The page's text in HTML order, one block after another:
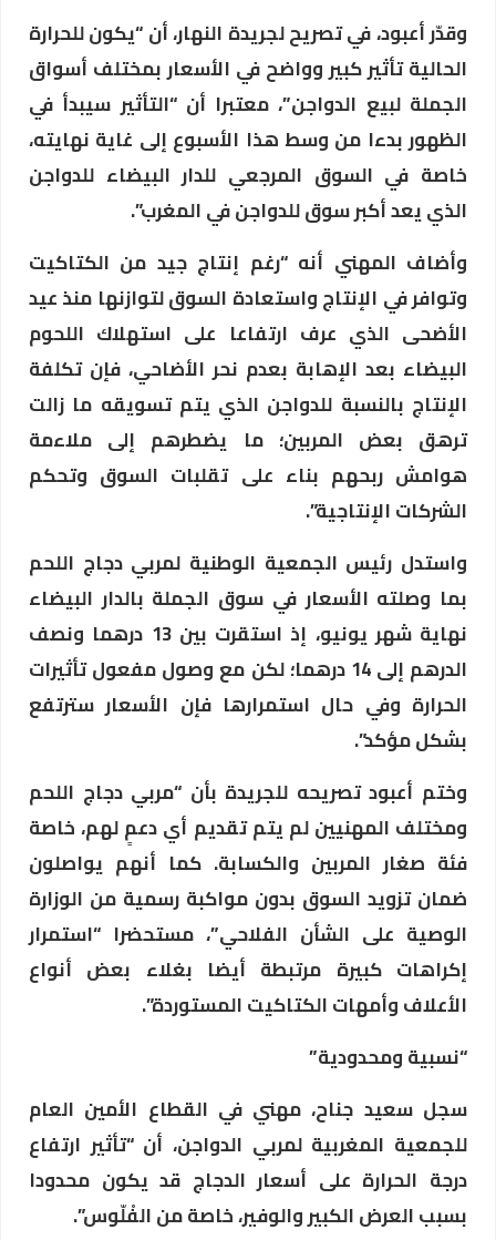
وقدّر أعبود، في تصريح لجريدة النهار، أن “يكون للحرارة
الحالية تأثير كبير وواضح في الأسعار بمختلف أسواق
الجملة لبيع الدواجن”، معتبرا أن “التأثير سيبدأ في
الظهور بدءا من وسط هذا الأسبوع إلى غاية نهايته،
خاصة في السوق المرجعي للدار البيضاء للدواجن
الذي يعد أكبر سوق للدواجن في المغرب”.
وأضاف المهني أنه “رغم إنتاج جيد من الكتاكيت
وتوافر في الإنتاج واستعادة السوق لتوازنها منذ عيد
الأضحى الذي عرف ارتفاعا على استهلاك اللحوم
البيضاء بعد الإهابة بعدم نحر الأضاحي، فإن تكلفة
الإنتاج بالنسبة للدواجن الذي يتم تسويقه ما زالت
ترهق بعض المربين؛ ما يضطرهم إلى ملاءمة
هوامش ربحهم بناء على تقلبات السوق وتحكم
الشركات الإنتاجية”.
واستدل رئيس الجمعية الوطنية لمربي دجاج اللحم
بما وصلته الأسعار في سوق الجملة بالدار البيضاء
نهاية شهر يونيو، إذ استقرت بين 13 درهما ونصف
الدرهم إلى 14 درهما؛ لكن مع وصول مفعول تأثيرات
الحرارة وفي حال استمرارها فإن الأسعار سترتفع
بشكل مؤكد”.
وختم أعبود تصريحه للجريدة بأن “مربي دجاج اللحم
ومختلف المهنيين لم يتم تقديم أي دعمٍ لهم، خاصة
فئة صغار المربين والكسابة. كما أنهم يواصلون
ضمان تزويد السوق بدون مواكبة رسمية من الوزارة
الوصية على الشأن الفلاحي”، مستحضرا “استمرار
إكراهات كبيرة مرتبطة أيضا بغلاء بعض أنواع
الأعلاف وأمهات الكتاكيت المستوردة”.
“نسبية ومحدودية”
سجل سعيد جناح، مهني في القطاع الأمين العام
للجمعية المغربية لمربي الدواجن، أن “تأثير ارتفاع
درجة الحرارة على أسعار الدجاج قد يكون محدودا
بسبب العرض الكبير والوفير، خاصة من الفْلّوس”.